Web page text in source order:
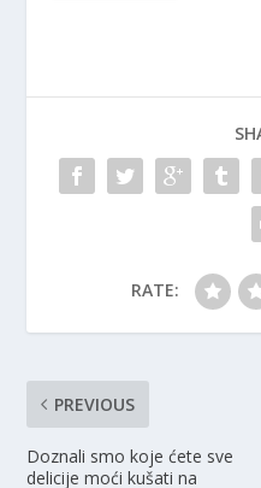
RATE:
PREVIOUS
Doznali smo koje ćete sve
delicije moći kušati na